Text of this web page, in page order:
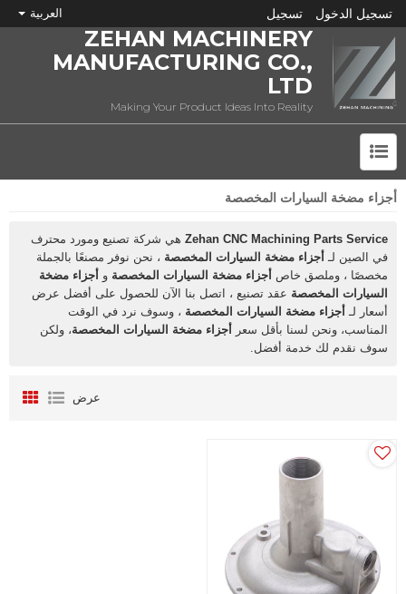
تسجيل الدخول تسجيل العربية
ZEHAN MACHINERY
MANUFACTURING CO.,
LTD
Making Your Product Ideas Into Reality
أجزاء مضخة السيارات المخصصة
Zehan CNC Machining Parts Service هي شركة تصنيع ومورد محترف
في الصين لـ أجزاء مضخة السيارات المخصصة ، نحن نوفر مصنعًا بالجملة
مخصصًا ، وملصق خاص أجزاء مضخة السيارات المخصصة و أجزاء مضخة
السيارات المخصصة عقد تصنيع ، اتصل بنا الآن للحصول على أفضل عرض
أسعار لـ أجزاء مضخة السيارات المخصصة ، وسوف نرد في الوقت
المناسب، ونحن لسنا بأقل سعر
أجزاء مضخة السيارات المخصصة، ولكن
سوف نقدم لك خدمة أفضل.
عرض